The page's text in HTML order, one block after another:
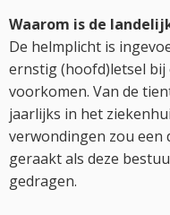
Waarom is de
De helmplicht is
ernstig (hoofd)letsel
voorkomen. Van de
jaarlijks in het
verwondingen zou een
geraakt als deze
gedragen.